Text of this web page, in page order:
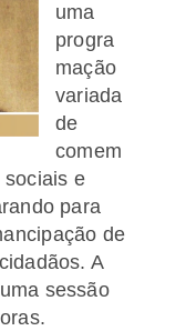
uma
progra
mação
variada
de
comem
sociais e
para
de
A
sessão